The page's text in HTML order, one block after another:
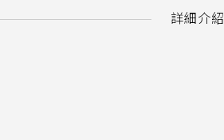
詳細介紹